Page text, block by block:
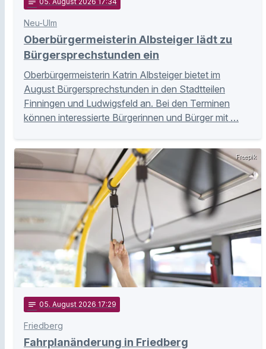
Neu-Ulm
Oberbürgermeisterin Albsteiger lädt zu
Bürgersprechstunden ein
Oberbürgermeisterin Katrin Albsteiger bietet im
August Bürgersprechstunden in den Stadtteilen
Finningen und Ludwigsfeld an. Bei den Terminen
können interessierte Bürgerinnen und Bürger mit …
Freepik
notes 05. August 2026 17:29
Friedberg
Fahrplanänderung in Friedberg